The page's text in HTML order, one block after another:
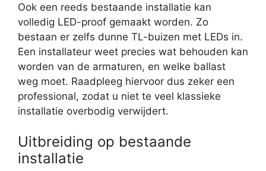
Ook een reeds bestaande installatie kan
volledig LED-proof gemaakt worden. Zo
bestaan er zelfs dunne TL-buizen met LEDs in.
Een installateur weet precies wat behouden kan
worden van de armaturen, en welke ballast
weg moet. Raadpleeg hiervoor dus zeker een
professional, zodat u niet te veel klassieke
installatie overbodig verwijdert.
Uitbreiding op bestaande
installatie